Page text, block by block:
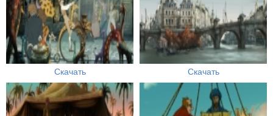
Скачать Скачать